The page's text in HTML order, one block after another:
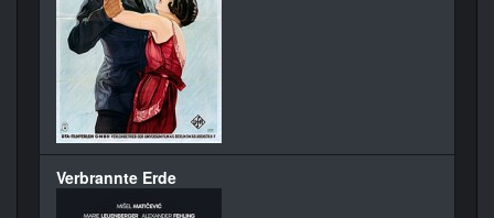
Verbrannte Erde